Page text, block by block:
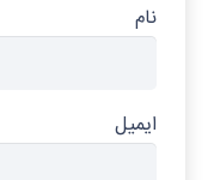
نام
ایمیل